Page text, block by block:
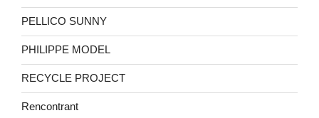
PELLICO SUNNY
PHILIPPE MODEL
RECYCLE PROJECT
Rencontrant